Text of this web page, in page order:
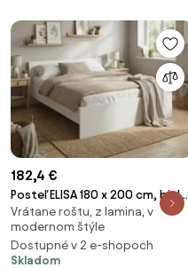
182,4 €
Posteľ ELISA 180 x 200 cm, biela
Rošt: S lamelovým roštom,
Matrac: Bez matraca
Vrátane roštu, z lamina, v
modernom štýle
Dostupné v 2 e-shopoch
Skladom